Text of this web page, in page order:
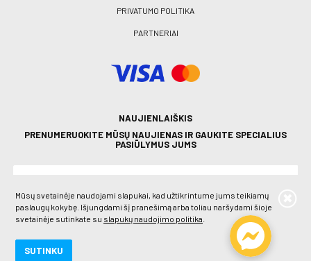
Mūsų svetainėje naudojami slapukai, kad užtikrintume jums teikiamų
paslaugų kokybę. Išjungdami šį pranešimą arba toliau naršydami šioje
svetainėje sutinkate su slapukų naudojimo politika
SUTINKU
PRIVATUMO POLITIKA
PARTNERIAI
NAUJIENLAIŠKIS
PRENUMERUOKITE MŪSŲ NAUJIENAS IR GAUKITE SPECIALIUS
PASIŪLYMUS JUMS
PRENUMERUOTI